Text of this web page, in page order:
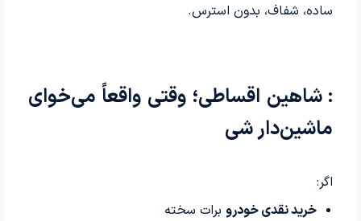
ساده، شفاف، بدون استرس.
: شاهین اقساطی؛ وقتی واقعاً می‌خوای
ماشین‌دار شی
اگر:
خرید نقدی خودروبرات سخته